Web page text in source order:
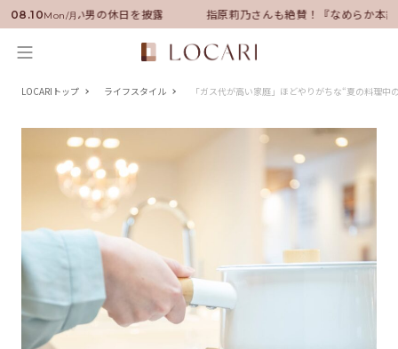
08.10Mon/月
に就任！いい男の休日を披露 指原莉乃さんも絶賛！『なめらか本舗
LOCARIトップ ライフスタイル 「ガス代が高い家庭」ほどやりがちな“夏の料理中